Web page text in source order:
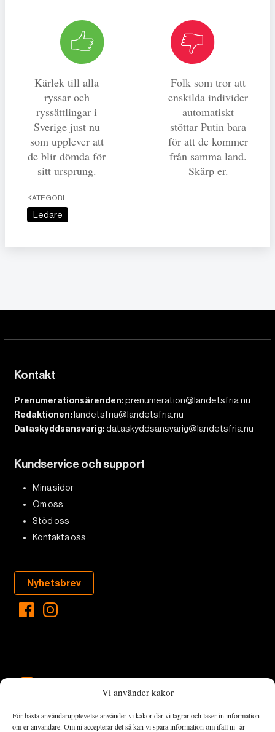
Vi använder kakor
För bästa användarupplevelse använder vi kakor där vi lagrar och läser in information
om er användare. Om ni accepterar det så kan vi spara information om ifall ni är
Kärlek till alla
ryssar och
ryssättlingar i
Sverige just nu
som upplever att
de blir dömda för
sitt ursprung.
Folk som tror att
enskilda individer
automatiskt
stöttar Putin bara
för att de kommer
från samma land.
Skärp er.
KATEGORI
Ledare
Kontakt
Prenumerationsärenden:prenumeration@landetsfria.nu
Redaktionen: landetsfria@landetsfria.nu
Dataskyddsansvarig:dataskyddsansvarig@landetsfria.nu
Kundservice och support
Mina sidor
Om oss
Stöd oss
Kontakta oss
Nyhetsbrev
Landets Fria Tidning är en nyhetstidning med bred bevakning av